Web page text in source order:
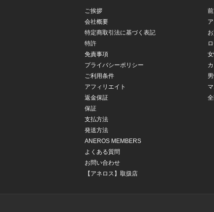
ご挨拶
会社概要
特定商取引法に基づく表記
特許
免責事項
プライバシーポリシー
ご利用条件
アフィリエイト
返金保証
保証
支払方法
発送方法
ANEROS MEMBERS
よくある質問
お問い合わせ
【アネロス】取扱店